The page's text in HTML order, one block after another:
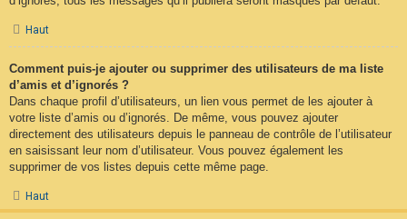
Haut
Comment puis-je ajouter ou supprimer des utilisateurs de ma liste
d’amis et d’ignorés ?
Dans chaque profil d’utilisateurs, un lien vous permet de les ajouter à
votre liste d’amis ou d’ignorés. De même, vous pouvez ajouter
directement des utilisateurs depuis le panneau de contrôle de l’utilisateur
en saisissant leur nom d’utilisateur. Vous pouvez également les
supprimer de vos listes depuis cette même page.
Haut